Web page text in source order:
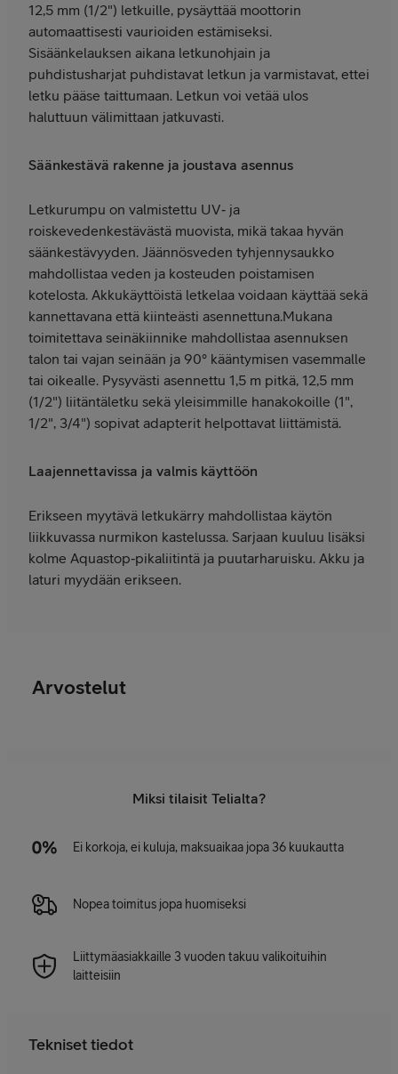
12,5 mm (1/2") letkuille, pysäyttää moottorin
automaattisesti vaurioiden estämiseksi.
Sisäänkelauksen aikana letkunohjain ja
puhdistusharjat puhdistavat letkun ja varmistavat, ettei
letku pääse taittumaan. Letkun voi vetää ulos
haluttuun välimittaan jatkuvasti.
Säänkestävä rakenne ja joustava asennus
Letkurumpu on valmistettu UV‑ ja
roiskevedenkestävästä muovista, mikä takaa hyvän
säänkestävyyden. Jäännösveden tyhjennysaukko
mahdollistaa veden ja kosteuden poistamisen
kotelosta. Akkukäyttöistä letkelaa voidaan käyttää sekä
kannettavana että kiinteästi asennettuna.Mukana
toimitettava seinäkiinnike mahdollistaa asennuksen
talon tai vajan seinään ja 90° kääntymisen vasemmalle
tai oikealle. Pysyvästi asennettu 1,5 m pitkä, 12,5 mm
(1/2") liitäntäletku sekä yleisimmille hanakokoille (1",
1/2", 3/4") sopivat adapterit helpottavat liittämistä.
Laajennettavissa ja valmis käyttöön
Erikseen myytävä letkukärry mahdollistaa käytön
liikkuvassa nurmikon kastelussa. Sarjaan kuuluu lisäksi
kolme Aquastop‑pikaliitintä ja puutarharuisku. Akku ja
laturi myydään erikseen.
Arvostelut
Miksi tilaisit Telialta?
Ei korkoja, ei kuluja, maksuaikaa jopa 36 kuukautta
Nopea toimitus jopa huomiseksi
Liittymäasiakkaille 3 vuoden takuu valikoituihin
laitteisiin
Tekniset tiedot